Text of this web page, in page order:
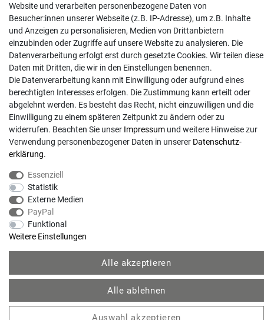
info@gartentechnik-hansen.de
0481 8565-0
Mo. - Do. 08:00 - 17:00 | Fr. 8:00 - 15:00
Anrufe aus dem dt. Festnetz zum Ortstarif, Preise aus dem Mobilfunknetz ggf.
abweichend (abhängig vom Provider).
© Copyright 2026 | Alle Rechte vorbehalten. - Gartentechnik Hansen | Realisation
Website und verarbeiten personenbezogene Daten von
Besucher:innen unserer Webseite (z.B. IP-Adresse), um z.B. Inhalte
und Anzeigen zu personalisieren, Medien von Drittanbietern
einzubinden oder Zugriffe auf unsere Website zu analysieren. Die
Datenverarbeitung erfolgt erst durch gesetzte Cookies. Wir teilen diese
Daten mit Dritten, die wir in den Einstellungen benennen.
Die Datenverarbeitung kann mit Einwilligung oder aufgrund eines
berechtigten Interesses erfolgen. Die Zustimmung kann erteilt oder
abgelehnt werden. Es besteht das Recht, nicht einzuwilligen und die
Einwilligung zu einem späteren Zeitpunkt zu ändern oder zu
widerrufen. Beachten Sie unser Impressum und weitere Hinweise zur
Verwendung personenbezogener Daten in unserer Daten­schutz­
erklärung.
Essenziell
Statistik
Externe Medien
PayPal
Funktional
Weitere Einstellungen
Alle akzeptieren
Alle ablehnen
Auswahl akzeptieren